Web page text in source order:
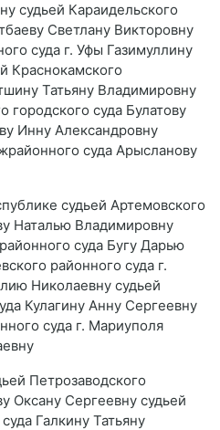
судьей Караидельского
Светлану Викторовну
суда г. Уфы Газимуллину
Краснокамского
Татьяну Владимировну
городского суда Булатову
Инну Александровну
суда Арысланову
судьей Артемовского
Наталью Владимировну
суда Бугу Дарью
районного суда г.
Николаевну судьей
Кулагину Анну Сергеевну
суда г. Мариуполя
Петрозаводского
Оксану Сергеевну судьей
Галкину Татьяну